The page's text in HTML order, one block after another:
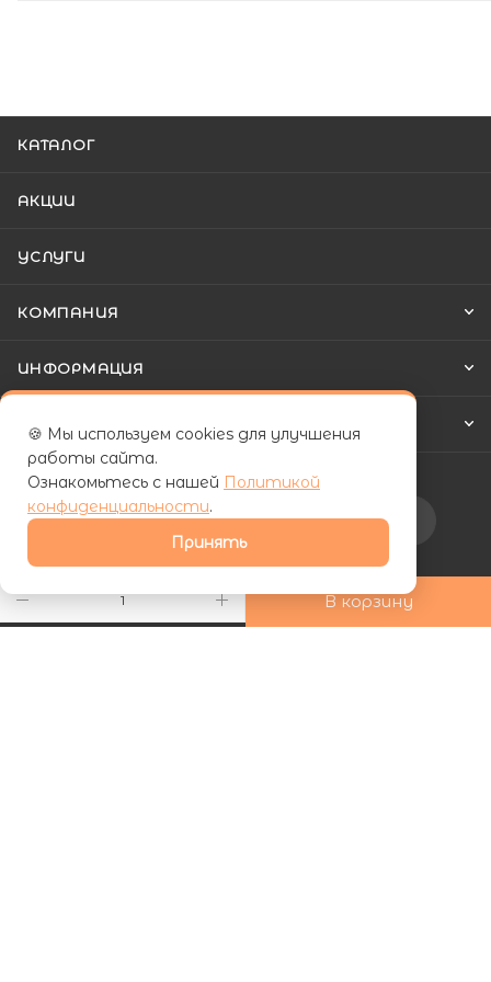
В корзину
КАТАЛОГ
АКЦИИ
УСЛУГИ
КОМПАНИЯ
ИНФОРМАЦИЯ
КАК КУПИТЬ
Подписаться на рассылку
+7 (800) 555-81-19
🍪 Мы используем cookies для улучшения
работы сайта.
Ознакомьтесь с нашей Политикой
конфиденциальности.
Принять